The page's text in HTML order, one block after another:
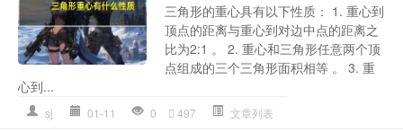
三角形的重心具有以下性质： 1. 重心到
顶点的距离与重心到对边中点的距离之
比为2:1 。 2. 重心和三角形任意两个顶
点组成的三个三角形面积相等 。 3. 重
心到...
sj 01-11 0 497 文章列表